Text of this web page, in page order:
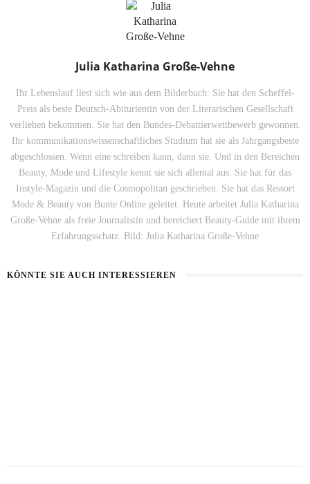
Julia Katharina Große-Vehne
Ihr Lebenslauf liest sich wie aus dem Bilderbuch: Sie hat den Scheffel-
Preis als beste Deutsch-Abiturientin von der Literarischen Gesellschaft
verliehen bekommen. Sie hat den Bundes-Debattierwettbewerb gewonnen.
Ihr kommunikationswissenschaftliches Studium hat sie als Jahrgangsbeste
abgeschlossen. Wenn eine schreiben kann, dann sie. Und in den Bereichen
Beauty, Mode und Lifestyle kennt sie sich allemal aus: Sie hat für das
Instyle-Magazin und die Cosmopolitan geschrieben. Sie hat das Ressort
Mode & Beauty von Bunte Online geleitet. Heute arbeitet Julia Katharina
Große-Vehne als freie Journalistin und bereichert Beauty-Guide mit ihrem
Erfahrungsschatz. Bild: Julia Katharina Große-Vehne
KÖNNTE SIE AUCH INTERESSIEREN